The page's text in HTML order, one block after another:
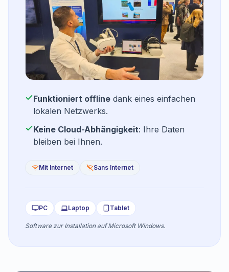
Funktioniert offline dank eines einfachen
lokalen Netzwerks.
Keine Cloud-Abhängigkeit: Ihre Daten
bleiben bei Ihnen.
Mit Internet Sans Internet
PC Laptop Tablet
Software zur Installation auf Microsoft Windows.